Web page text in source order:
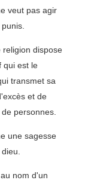
veut pas agir
religion dispose
qui est le
transmet sa
et de
personnes.
une sagesse
nom d'un